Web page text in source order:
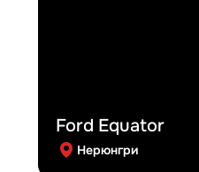
Ford Equator
Нерюнгри